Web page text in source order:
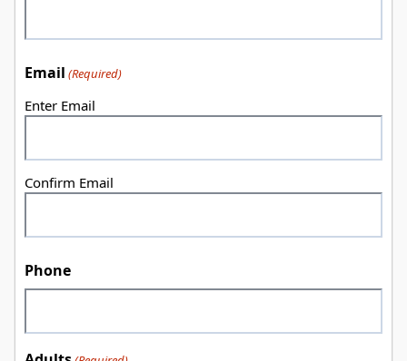
Email (Required)
Enter Email
Confirm Email
Phone